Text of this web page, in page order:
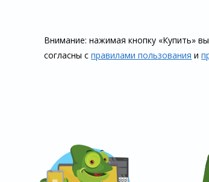
Внимание: нажимая кнопку «Купить»
согласны справилами пользования и